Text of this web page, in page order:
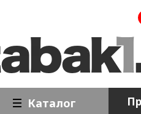
Каталог